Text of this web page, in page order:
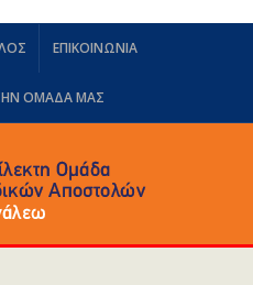
ΕΠΙΚΟΙΝΩΝΙΑ
ΟΜΆΔΑ ΜΑΣ